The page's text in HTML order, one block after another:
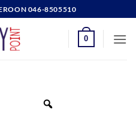
046-8505510
0